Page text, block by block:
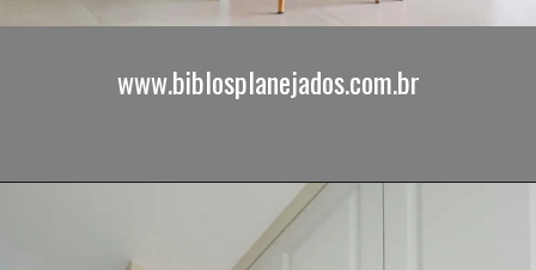
www.biblosplanejados.com.br